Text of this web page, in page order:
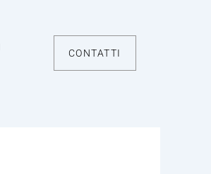
CONTATTI